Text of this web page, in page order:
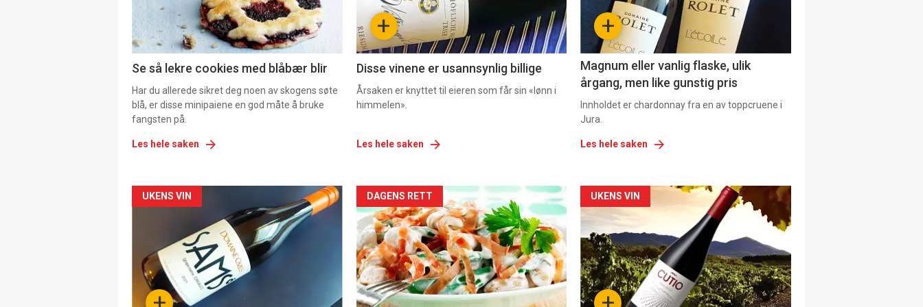
Se så lekre cookies med blåbær blir
Har du allerede sikret deg noen av skogens søte
blå, er disse minipaiene en god måte å bruke
fangsten på.
Les hele saken
2 +
Disse vinene er usannsynlig billige
Årsaken er knyttet til eieren som får sin «lønn i
himmelen».
Les hele saken
+
Magnum eller vanlig flaske, ulik
årgang, men like gunstig pris
Innholdet er chardonnay fra en av toppcruene i
Jura.
Les hele saken
Forsiden
akkurat
nå
-
UKENS VIN
Forsiden
akkurat
nå
-
DAGENS RETT
Forsiden
akkurat
nå
-
UKENS VIN